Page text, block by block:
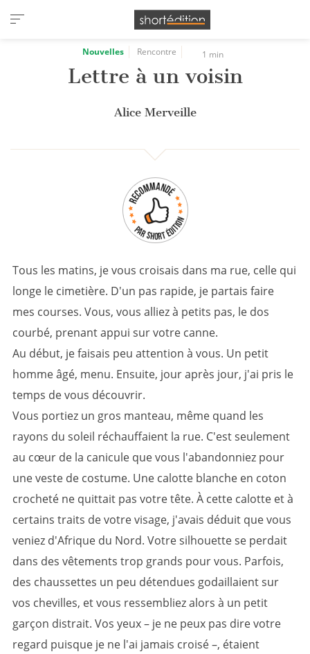
Panneau de gestion des cookies
Nouvelles Rencontre 1 min
Lettre à un voisin
Alice Merveille
Tous les matins, je vous croisais dans ma rue, celle qui
longe le cimetière. D'un pas rapide, je partais faire
mes courses. Vous, vous alliez à petits pas, le dos
courbé, prenant appui sur votre canne.
Au début, je faisais peu attention à vous. Un petit
homme âgé, menu. Ensuite, jour après jour, j'ai pris le
temps de vous découvrir.
Vous portiez un gros manteau, même quand les
rayons du soleil réchauffaient la rue. C'est seulement
au cœur de la canicule que vous l'abandonniez pour
une veste de costume. Une calotte blanche en coton
crocheté ne quittait pas votre tête. À cette calotte et à
certains traits de votre visage, j'avais déduit que vous
veniez d'Afrique du Nord. Votre silhouette se perdait
dans des vêtements trop grands pour vous. Parfois,
des chaussettes un peu détendues godaillaient sur
vos chevilles, et vous ressembliez alors à un petit
garçon distrait. Vos yeux – je ne peux pas dire votre
regard puisque je ne l'ai jamais croisé –, étaient